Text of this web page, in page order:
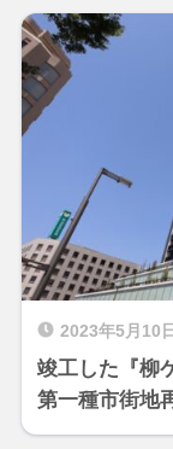
2023年5月10日
竣工した『柳
第一種市街地